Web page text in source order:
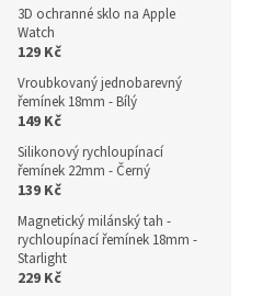
3D ochranné sklo na Apple
Watch
129 Kč
Vroubkovaný jednobarevný
řemínek 18mm - Bílý
149 Kč
Silikonový rychloupínací
řemínek 22mm - Černý
139 Kč
Magnetický milánský tah -
rychloupínací řemínek 18mm -
Starlight
229 Kč